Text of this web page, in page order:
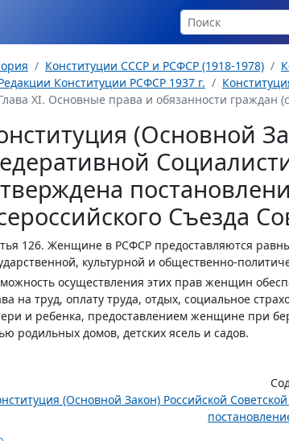
Конституции СССР и РСФСР (1918-1978)
Конституции РСФСР 1937 г.
XI. Основные права и обязанности граждан
(Основной
Съезда
126. Женщине в РСФСР предоставляются
культурной и общественно-
осуществления этих прав женщин
на труд, оплату труда, отдых, социальное
и ребенка, предоставлением женщине при
родильных домов, детских ясель и садов.
(Основной Закон) Российской